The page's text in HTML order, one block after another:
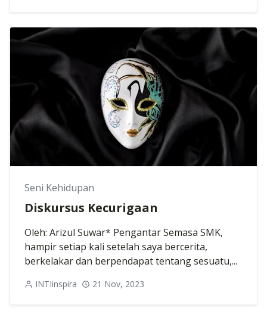
Seni Kehidupan
Diskursus Kecurigaan
Oleh: Arizul Suwar* Pengantar Semasa SMK,
hampir setiap kali setelah saya bercerita,
berkelakar dan berpendapat tentang sesuatu,...
INTIinspira 21 Nov, 2023